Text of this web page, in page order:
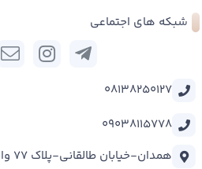
شبکه های اجتماعی
08138250127
09038115778
همدان-خیابان طالقانی-پلاک 77 واحد 1